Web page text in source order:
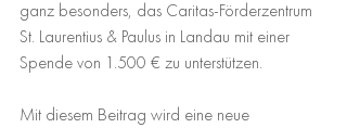
ganz besonders, das Caritas-Förderzentrum
St. Laurentius & Paulus in Landau mit einer
Spende von 1.500 € zu unterstützen.
Mit diesem Beitrag wird eine neue